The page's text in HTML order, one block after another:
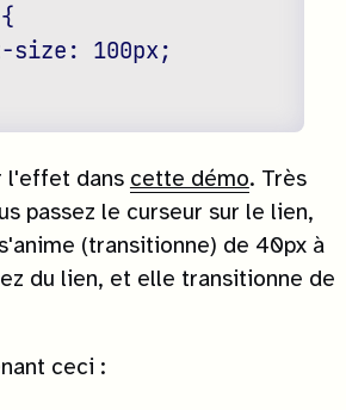
l'effet dans cette démo. Très
passez le curseur sur le lien,
s'anime (transitionne) de 40px à
du lien, et elle transitionne de
ceci :